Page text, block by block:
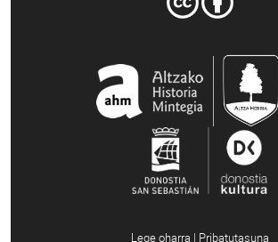
Lege oharra | Pribatutasuna